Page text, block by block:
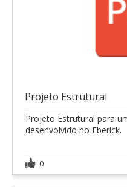
Projeto Estrutural
Projeto Estrutural para
desenvolvido no Eberick.
0